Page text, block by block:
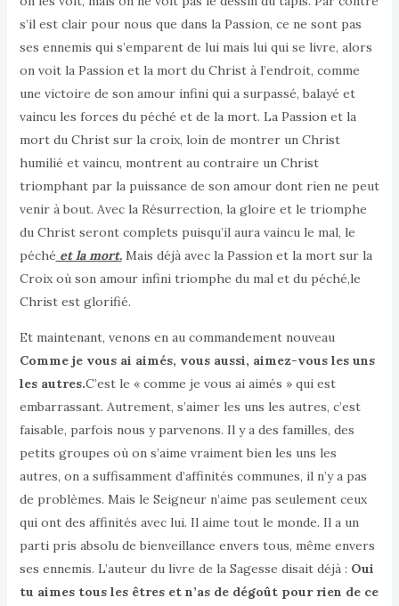
s’il est clair pour nous que dans la Passion, ce ne sont pas
ses ennemis qui s’emparent de lui mais lui qui se livre, alors
on voit la Passion et la mort du Christ à l’endroit, comme
une victoire de son amour infini qui a surpassé, balayé et
vaincu les forces du péché et de la mort. La Passion et la
mort du Christ sur la croix, loin de montrer un Christ
humilié et vaincu, montrent au contraire un Christ
triomphant par la puissance de son amour dont rien ne peut
venir à bout. Avec la Résurrection, la gloire et le triomphe
du Christ seront complets puisqu’il aura vaincu le mal, le
péché et la mort.Mais déjà avec la Passion et la mort sur la
Croix où son amour infini triomphe du mal et du péché,le
Christ est glorifié.
Et maintenant, venons en au commandement nouveau
Comme je vous ai aimés, vous aussi, aimez-vous les uns
les autres.C’est le « comme je vous ai aimés » qui est
embarrassant. Autrement, s’aimer les uns les autres, c’est
faisable, parfois nous y parvenons. Il y a des familles, des
petits groupes où on s’aime vraiment bien les uns les
autres, on a suffisamment d’affinités communes, il n’y a pas
de problèmes. Mais le Seigneur n’aime pas seulement ceux
qui ont des affinités avec lui. Il aime tout le monde. Il a un
parti pris absolu de bienveillance envers tous, même envers
ses ennemis. L’auteur du livre de la Sagesse disait déjà : Oui
tu aimes tous les êtres et n’as de dégoût pour rien de ce